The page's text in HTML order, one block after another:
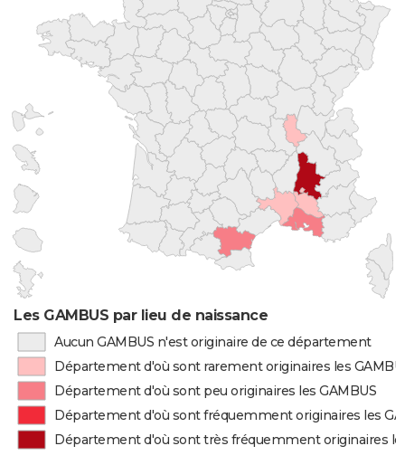
Les GAMBUS par lieu de naissance
Aucun GAMBUS n'est originaire de ce département
Département d'où sont rarement originaires les
Département d'où sont peu originaires les GAMBUS
Département d'où sont fréquemment originaires les
Département d'où sont très fréquemment originaires